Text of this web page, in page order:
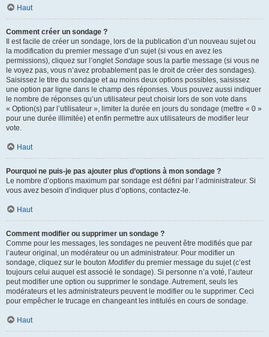
Haut
Comment créer un sondage ?
Il est facile de créer un sondage, lors de la publication d’un nouveau sujet ou
la modification du premier message d’un sujet (si vous en avez les
permissions), cliquez sur l’ongletSondage sous la partie message (si vous ne
le voyez pas, vous n’avez probablement pas le droit de créer des sondages).
Saisissez le titre du sondage et au moins deux options possibles, saisissez
une option par ligne dans le champ des réponses. Vous pouvez aussi indiquer
le nombre de réponses qu’un utilisateur peut choisir lors de son vote dans
« Option(s) par l’utilisateur », limiter la durée en jours du sondage (mettre « 0 »
pour une durée illimitée) et enfin permettre aux utilisateurs de modifier leur
vote.
Haut
Pourquoi ne puis-je pas ajouter plus d’options à mon sondage ?
Le nombre d’options maximum par sondage est défini par l’administrateur. Si
vous avez besoin d’indiquer plus d’options, contactez-le.
Haut
Comment modifier ou supprimer un sondage ?
Comme pour les messages, les sondages ne peuvent être modifiés que par
l’auteur original, un modérateur ou un administrateur. Pour modifier un
sondage, cliquez sur le bouton Modifierdu premier message du sujet (c’est
toujours celui auquel est associé le sondage). Si personne n’a voté, l’auteur
peut modifier une option ou supprimer le sondage. Autrement, seuls les
modérateurs et les administrateurs peuvent le modifier ou le supprimer. Ceci
pour empêcher le trucage en changeant les intitulés en cours de sondage.
Haut